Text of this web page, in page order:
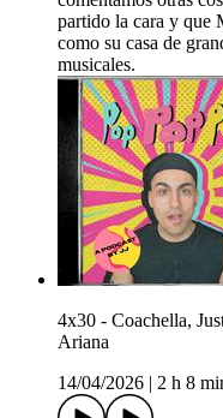
partido la cara y que
como su casa de
musicales.
4x30 - Coachella,
Ariana
14/04/2026
2 h 8